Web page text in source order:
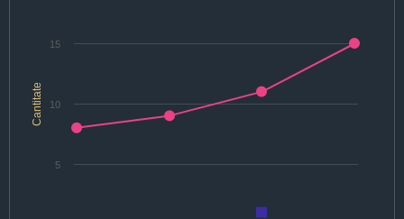
Cantitate 10
5
15